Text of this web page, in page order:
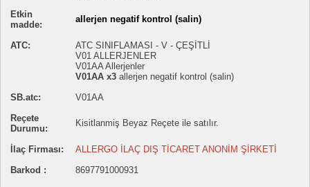
Etkin
madde:
allerjen negatif kontrol (salin)
ATC:
ATC SINIFLAMASI - V - ÇEŞİTLİ
V01 ALLERJENLER
V01AA Allerjenler
V01AA x3 allerjen negatif kontrol (salin)
SB.atc:
V01AA
Reçete
Durumu:
Kisitlanmiş Beyaz Reçete ile satılır.
İlaç Firması:
ALLERGO İLAÇ DIŞ TİCARET ANONİM ŞİRKETİ
Barkod :
8697791000931